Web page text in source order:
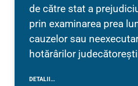
de către stat a
prin examinarea prea
cauzelor sau
hotărârilor judecătorești
DETALII...